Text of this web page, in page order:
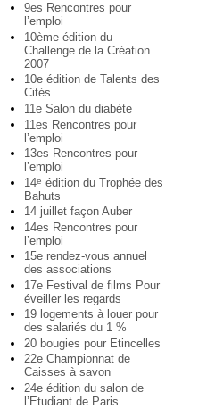
9es Rencontres pour
l’emploi
10ème édition du
Challenge de la Création
2007
10e édition de Talents des
Cités
11e Salon du diabète
11es Rencontres pour
l’emploi
13es Rencontres pour
l’emploi
14e édition du Trophée des
Bahuts
14 juillet façon Auber
14es Rencontres pour
l’emploi
15e rendez-vous annuel
des associations
17e Festival de films Pour
éveiller les regards
19 logements à louer pour
des salariés du 1 %
20 bougies pour Etincelles
22e Championnat de
Caisses à savon
24e édition du salon de
l’Etudiant de Paris